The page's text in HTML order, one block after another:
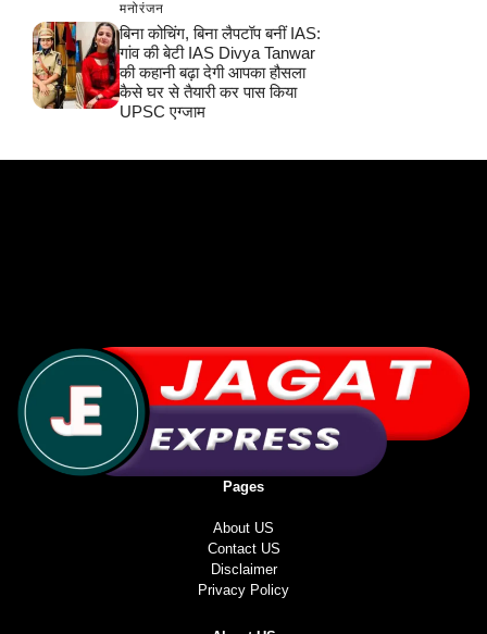
मनोरंजन
बिना कोचिंग, बिना लैपटॉप बनीं IAS:
गांव की बेटी IAS Divya Tanwar
की कहानी बढ़ा देगी आपका हौसला
कैसे घर से तैयारी कर पास किया
UPSC एग्जाम
Pages
About US
Contact US
Disclaimer
Privacy Policy